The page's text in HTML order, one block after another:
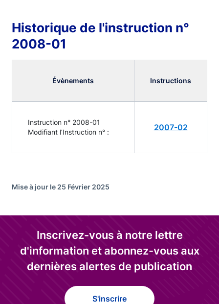
Historique de l'instruction n°
2008-01
Évènements Instructions
Instruction n° 2008-01
Modifiant l’Instruction n° :
2007-02
Mise à jour le 25 Février 2025
Inscrivez-vous à notre lettre
d'information et abonnez-vous aux
dernières alertes de publication
S'inscrire